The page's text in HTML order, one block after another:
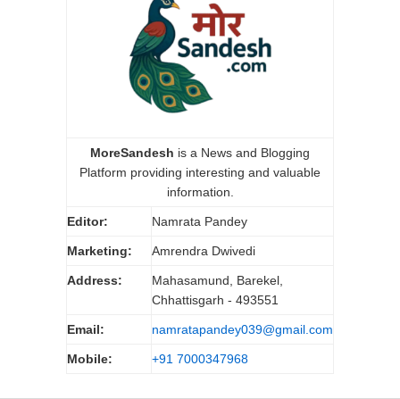
MoreSandesh is a News and Blogging
Platform providing interesting and valuable
information.
Editor: Namrata Pandey
Marketing: Amrendra Dwivedi
Address:
Mahasamund, Barekel,
Chhattisgarh - 493551
Email: namratapandey039@gmail.com
Mobile: +91 7000347968